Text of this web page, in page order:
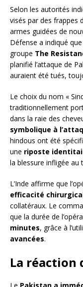
Selon les autorités
visés par des frappes
armes guidées de
Défense a indiqué
groupe The
planifié l’attaque de
auraient été tués,
Le choix du nom «
traditionnellement
dans la raie des
symbolique à
hindous ont été
une riposte
la blessure infligée au
L’Inde affirme que
efficacité
collatéraux. Le
que la durée de
minutes, grâce à
avancées.
La réaction
Le Pakistan a